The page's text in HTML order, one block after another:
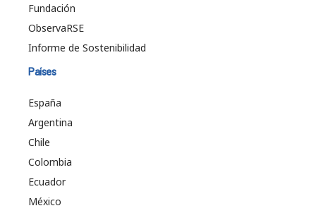
Fundación
ObservaRSE
Informe de Sostenibilidad
Países
España
Argentina
Chile
Colombia
Ecuador
México